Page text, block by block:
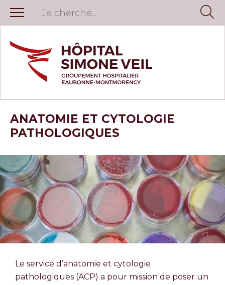
ANATOMIE ET CYTOLOGIE
PATHOLOGIQUES
Le service d’anatomie et cytologie
pathologiques (ACP) a pour mission de poser un